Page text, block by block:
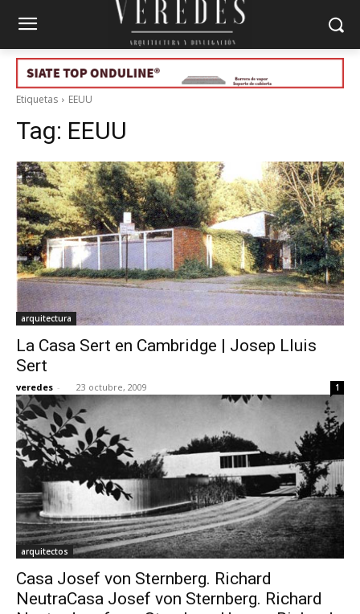
Etiquetas EEUU
Tag: EEUU
arquitectura
La Casa Sert en Cambridge | Josep Lluis
Sert
veredes - 23 octubre, 2009 1
arquitectos
Casa Josef von Sternberg. Richard
NeutraCasa Josef von Sternberg. Richard